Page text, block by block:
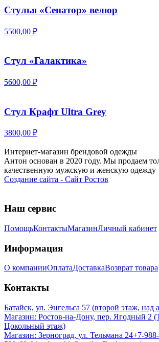
Стулья «Сенатор» велюр
5500,00 ₽
Стул «Галактика»
5600,00 ₽
Стул Крафт Ultra Grey
3800,00 ₽
Интернет-магазин брендовой одежды
Антон основан в 2020 году. Мы продаем
качественную мужскую и женскую одежду
Создание сайта - Сайт Ростов
Наш сервис
ПомощьКонтактыМагазинЛичный кабинет
Информация
О компанииОплатаДоставкаВозврат товара
Контакты
Батайск, ул. Энгельса 57 (второй этаж, над
Магазин: Ростов-на-Дону, пер. Ягодный 2
Цокольный этаж)
Магазин: Зерноград, ул. Тельмана 24+7-